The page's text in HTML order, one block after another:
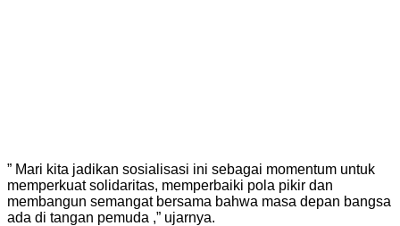
” Mari kita jadikan sosialisasi ini sebagai momentum untuk
memperkuat solidaritas, memperbaiki pola pikir dan
membangun semangat bersama bahwa masa depan bangsa
ada di tangan pemuda ,” ujarnya.